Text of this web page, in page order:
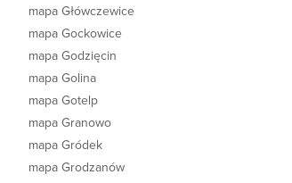
mapa Główczewice
mapa Gockowice
mapa Godzięcin
mapa Golina
mapa Gotelp
mapa Granowo
mapa Gródek
mapa Grodzanów